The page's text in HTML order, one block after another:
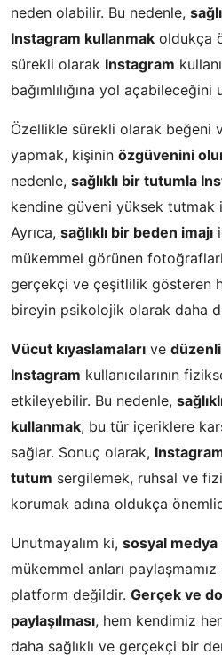
neden olabilir. Bu nedenle,
Instagram kullanmak oldukça
sürekli olarak Instagram
bağımlılığına yol
Özellikle sürekli olarak beğeni
yapmak, kişinin özgüvenini
nedenle, sağlıklı bir tutumla
kendine güveni yüksek tutmak
Ayrıca, sağlıklı bir beden imajı
mükemmel görünen
gerçekçi ve çeşitlilik gösteren
bireyin psikolojik olarak daha
Vücut kıyaslamaları ve
Instagram kullanıcılarının
etkileyebilir. Bu nedenle,
kullanmak, bu tür içeriklere
sağlar. Sonuç olarak,
tutum sergilemek, ruhsal ve
korumak adına oldukça
Unutmayalım ki, sosyal medya
mükemmel anları
platform değildir. Gerçek ve
paylaşılması, hem kendimiz
daha sağlıklı ve gerçekçi bir